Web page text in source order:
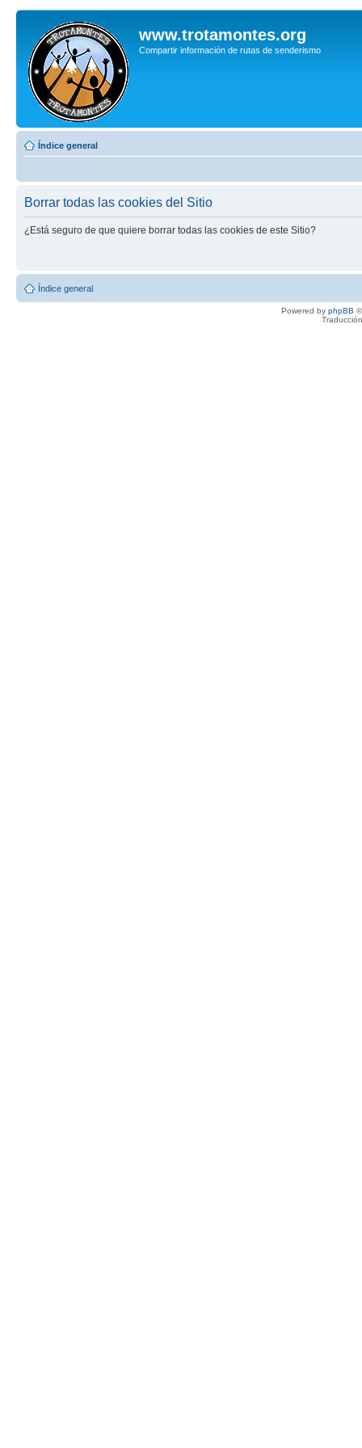
www.trotamontes.org
Compartir información de rutas de senderismo
Índice general
Borrar todas las cookies del Sitio
¿Está seguro de que quiere borrar todas las cookies de este Sitio?
Índice general
Powered by phpBB